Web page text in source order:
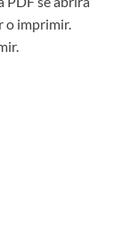
o imprimir.